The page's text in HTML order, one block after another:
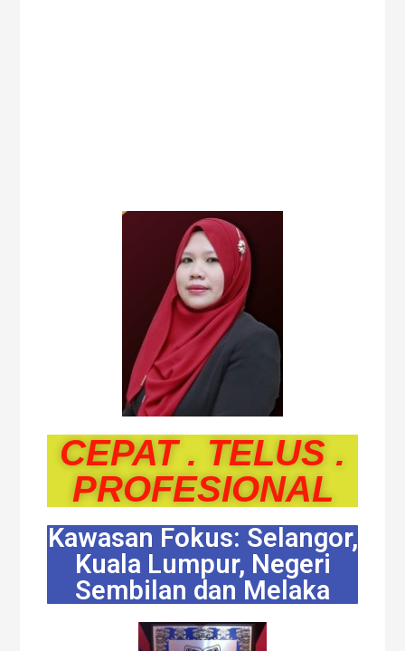
CEPAT . TELUS .
PROFESIONAL
Kawasan Fokus: Selangor,
Kuala Lumpur, Negeri
Sembilan dan Melaka